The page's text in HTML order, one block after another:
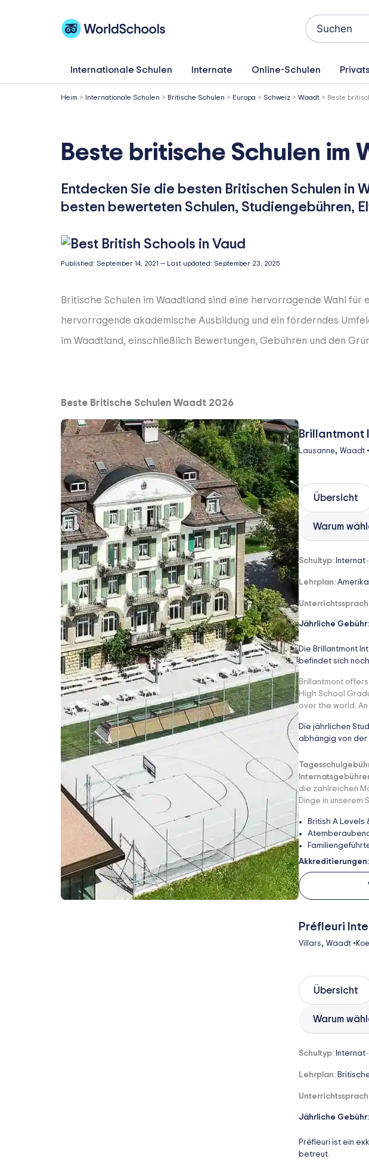
Search
for:
Internationale Schulen Internate Online-Schulen
Heim > Internationale Schulen > Britische Schulen > Europa > Schweiz > Waadt > Beste
Beste britische Schulen im
Entdecken Sie die besten Britischen Schulen in
besten bewerteten Schulen, Studiengebühren,
Published: September 14, 2021 — Last updated: September 23, 2025
Britische Schulen im Waadtland sind eine hervorragende Wahl
hervorragende akademische Ausbildung und ein förderndes
im Waadtland, einschließlich Bewertungen, Gebühren und den
Beste Britische Schulen Waadt 2026
Brillantmont
Lausanne, Waadt •
Übersicht
Warum
Schultyp: Internat -
Lehrplan:
Jährliche
Die Brillantmont
befindet sich
Brillantmont
High School
over the world.
Die jährlichen
abhängig von der
die zahlreichen
Dinge in unserem
British A Levels
Akkreditierungen:
Préfleuri
Villars, Waadt •
Übersicht
Warum
Schultyp: Internat -
Lehrplan:
Jährliche Gebühr:
Préfleuri ist ein
betreut.